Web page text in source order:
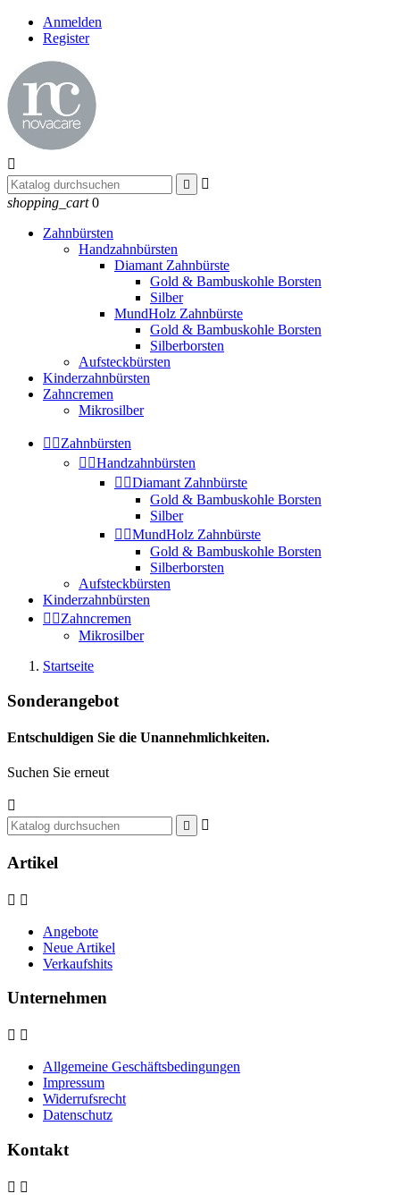
Anmelden
Register



shopping_cart 0
Zahnbürsten
Handzahnbürsten
Diamant Zahnbürste
Gold & Bambuskohle Borsten
Silber
MundHolz Zahnbürste
Gold & Bambuskohle Borsten
Silberborsten
Aufsteckbürsten
Kinderzahnbürsten
Zahncremen
Mikrosilber
 Zahnbürsten
 Handzahnbürsten
 Diamant Zahnbürste
Gold & Bambuskohle Borsten
Silber
 MundHolz Zahnbürste
Gold & Bambuskohle Borsten
Silberborsten
Aufsteckbürsten
Kinderzahnbürsten
 Zahncremen
Mikrosilber
Startseite
Sonderangebot
Entschuldigen Sie die Unannehmlichkeiten.
Suchen Sie erneut

 
Artikel
 
Angebote
Neue Artikel
Verkaufshits
Unternehmen
 
Allgemeine Geschäftsbedingungen
Impressum
Widerrufsrecht
Datenschutz
Kontakt
 